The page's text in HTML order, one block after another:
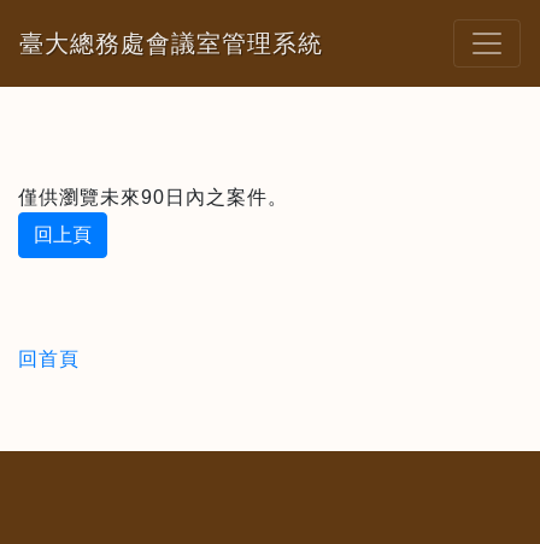
臺大總務處會議室管理系統
僅供瀏覽未來90日內之案件。
回上頁
回首頁